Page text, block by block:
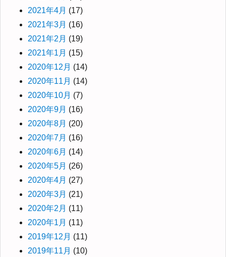
2021年4月 (17)
2021年3月 (16)
2021年2月 (19)
2021年1月 (15)
2020年12月 (14)
2020年11月 (14)
2020年10月 (7)
2020年9月 (16)
2020年8月 (20)
2020年7月 (16)
2020年6月 (14)
2020年5月 (26)
2020年4月 (27)
2020年3月 (21)
2020年2月 (11)
2020年1月 (11)
2019年12月 (11)
2019年11月 (10)